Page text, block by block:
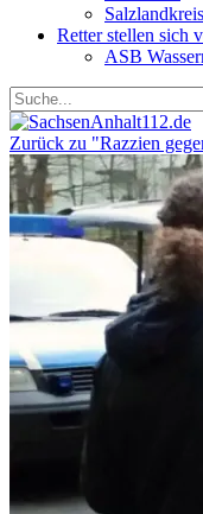
Salzlandkreis
Retter stellen sich
ASB
Zurück zu "Razzien